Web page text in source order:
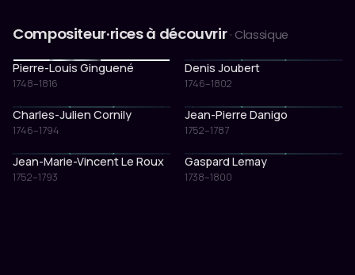
Compositeur·rices à découvrir · Classique
Pierre-Louis Ginguené
1748–1816
Denis Joubert
1746–1802
Charles-Julien Cornily
1746–1794
Jean-Pierre Danigo
1752–1787
Jean-Marie-Vincent Le Roux
1752–1793
Gaspard Lemay
1738–1800